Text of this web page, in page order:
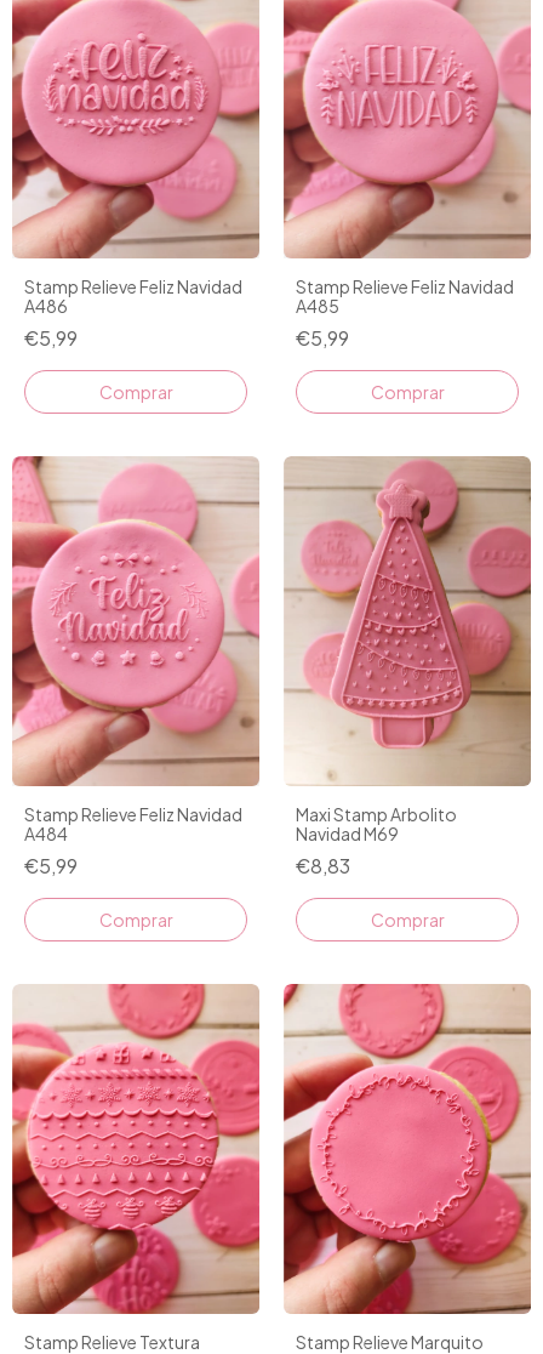
Stamp Relieve Feliz Navidad
A486
€5,99
Stamp Relieve Feliz Navidad
A485
€5,99
Stamp Relieve Feliz Navidad
A484
€5,99
Maxi Stamp Arbolito
Navidad M69
€8,83
Comprar
Stamp Relieve Textura
Stamp Relieve Marquito